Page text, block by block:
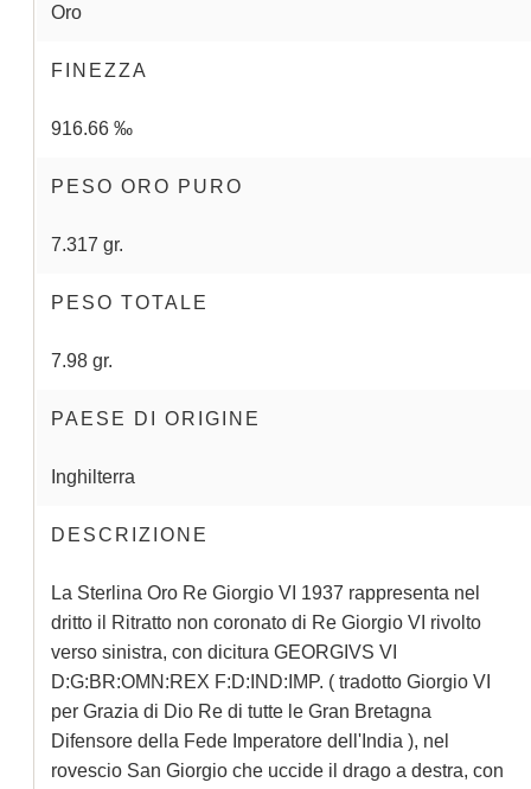
Oro
FINEZZA
916.66 ‰
PESO ORO PURO
7.317 gr.
PESO TOTALE
7.98 gr.
PAESE DI ORIGINE
Inghilterra
DESCRIZIONE
La Sterlina Oro Re Giorgio VI 1937 rappresenta nel
dritto il Ritratto non coronato di Re Giorgio VI rivolto
verso sinistra, con dicitura GEORGIVS VI
D:G:BR:OMN:REX F:D:IND:IMP. ( tradotto Giorgio VI
per Grazia di Dio Re di tutte le Gran Bretagna
Difensore della Fede Imperatore dell'India ), nel
rovescio San Giorgio che uccide il drago a destra, con